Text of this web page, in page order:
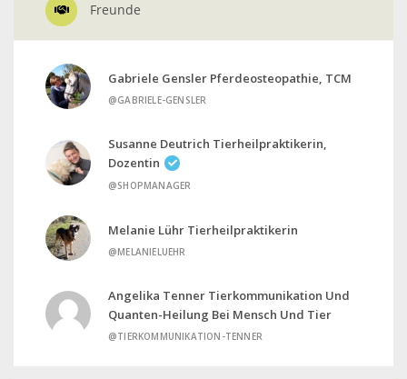
Freunde
Gabriele Gensler Pferdeosteopathie, TCM
@GABRIELE-GENSLER
Susanne Deutrich Tierheilpraktikerin,
Dozentin
@SHOPMANAGER
Melanie Lühr Tierheilpraktikerin
@MELANIELUEHR
Angelika Tenner Tierkommunikation Und
Quanten-Heilung Bei Mensch Und Tier
@TIERKOMMUNIKATION-TENNER